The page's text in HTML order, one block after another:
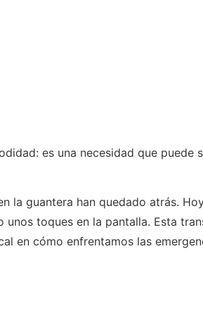
es una necesidad que puede
la guantera han quedado atrás.
toques en la pantalla. Esta
en cómo enfrentamos las